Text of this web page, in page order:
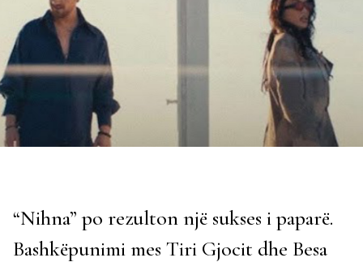
“Nihna” po rezulton një sukses i paparë.
Bashkëpunimi mes Tiri Gjocit dhe Besa